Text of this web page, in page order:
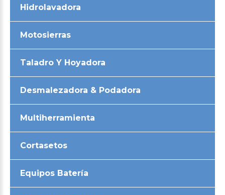
Hidrolavadora
Motosierras
Taladro Y Hoyadora
Desmalezadora & Podadora
Multiherramienta
Cortasetos
Equipos Batería